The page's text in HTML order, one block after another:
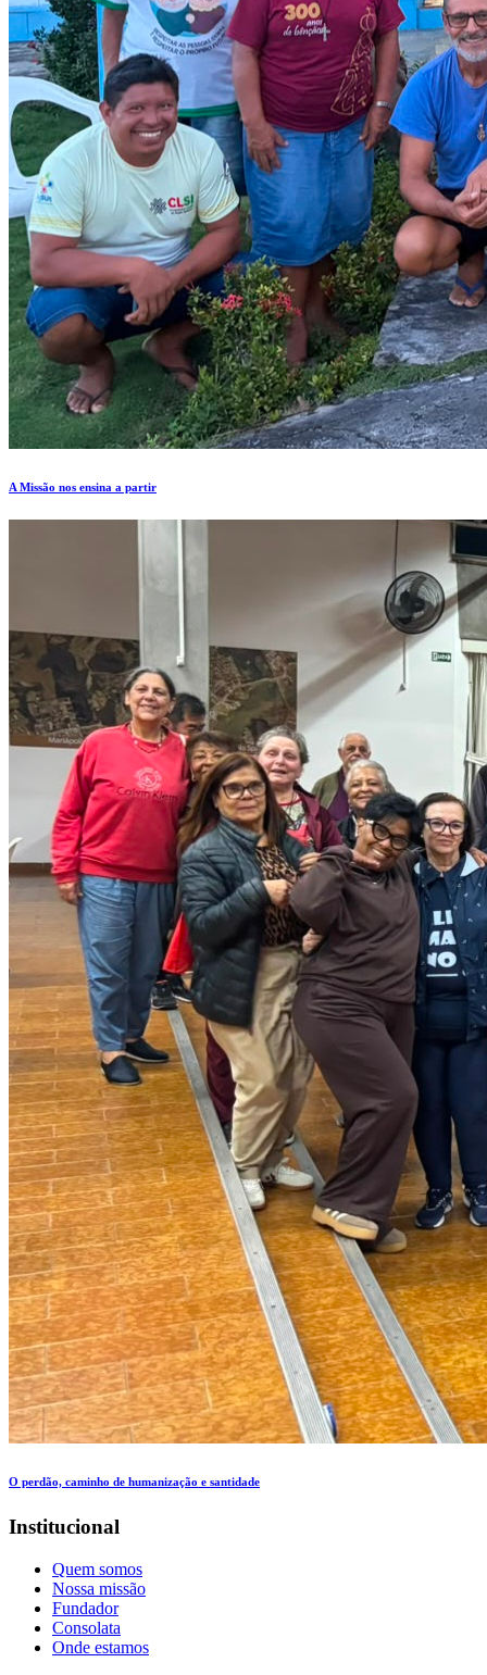
A Missão nos ensina a partir
O perdão, caminho de humanização e santidade
Institucional
Quem somos
Nossa missão
Fundador
Consolata
Onde estamos